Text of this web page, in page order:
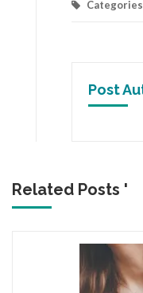
Post
Related Posts '